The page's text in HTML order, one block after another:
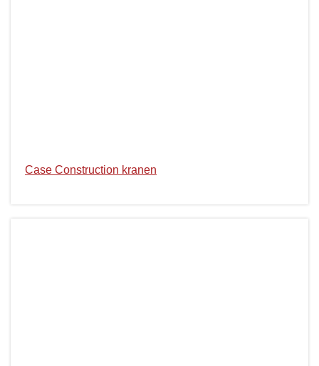
Case Construction kranen